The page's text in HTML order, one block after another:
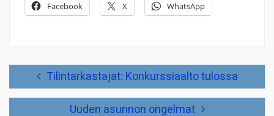
Facebook X WhatsApp
ArtikkelienTilintarkastajat: Konkurssiaalto tulossa
Uuden asunnon ongelmat